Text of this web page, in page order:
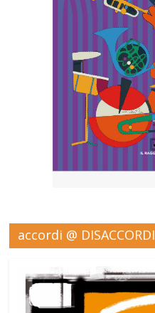
accordi @ DISACCORDI